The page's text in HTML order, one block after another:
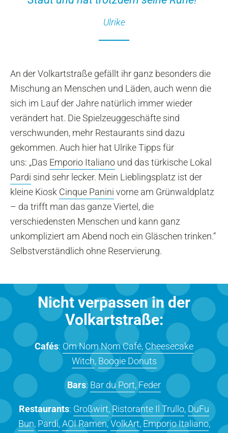
Ulrike
An der Volkartstraße gefällt ihr ganz besonders die
Mischung an Menschen und Läden, auch wenn die
sich im Lauf der Jahre natürlich immer wieder
verändert hat. Die Spielzeuggeschäfte sind
verschwunden, mehr Restaurants sind dazu
gekommen. Auch hier hat Ulrike Tipps für
uns: „Das Emporio Italiano und das türkische Lokal
Pardi sind sehr lecker. Mein Lieblingsplatz ist der
kleine Kiosk Cinque Panini vorne am Grünwaldplatz
– da trifft man das ganze Viertel, die
verschiedensten Menschen und kann ganz
unkompliziert am Abend noch ein Gläschen trinken.“
Selbstverständlich ohne Reservierung.
Nicht verpassen in der
Volkartstraße:
Cafés: Om Nom Nom Café, Cheesecake
Witch, Boogie Donuts
Bars:Bar du Port,Feder
Restaurants: Großwirt, Ristorante Il Trullo, DuFu
Bun, Pardi,AOI Ramen,VolkArt, Emporio Italiano,